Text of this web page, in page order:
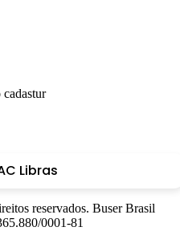
Libras
reservados. Buser Brasil
0001-81